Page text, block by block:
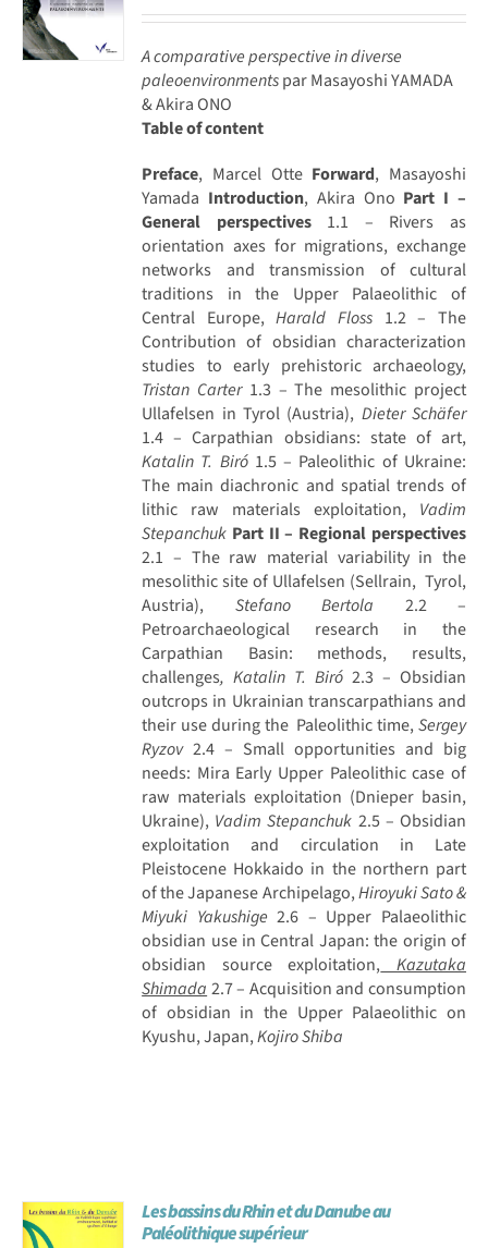
A comparative perspective in diverse
paleoenvironmentspar Masayoshi YAMADA
& Akira ONO
Table of content
Preface, Marcel Otte Forward, Masayoshi
Yamada Introduction, Akira Ono Part I –
General perspectives 1.1 – Rivers as
orientation axes for migrations, exchange
networks and transmission of cultural
traditions in the Upper Palaeolithic of
Central Europe,Harald Floss 1.2 – The
Contribution of obsidian characterization
studies to early prehistoric archaeology,
Tristan Carter1.3 – The mesolithic project
Ullafelsen in Tyrol (Austria), Dieter Schäfer
1.4 – Carpathian obsidians: state of art,
Katalin T. Biró1.5 – Paleolithic of Ukraine:
The main diachronic and spatial trends of
lithic raw materials exploitation, Vadim
Stepanchuk Part II – Regional perspectives
2.1 – The raw material variability in the
mesolithic site of Ullafelsen (Sellrain, Tyrol,
Austria), Stefano Bertola 2.2 –
Petroarchaeological research in the
Carpathian Basin: methods, results,
challenges, Katalin T. Biró 2.3 – Obsidian
outcrops in Ukrainian transcarpathians and
their use during the Paleolithic time,Sergey
Ryzov2.4 – Small opportunities and big
needs: Mira Early Upper Paleolithic case of
raw materials exploitation (Dnieper basin,
Ukraine), Vadim Stepanchuk 2.5 – Obsidian
exploitation and circulation in Late
Pleistocene Hokkaido in the northern part
of the Japanese Archipelago,Hiroyuki Sato &
Miyuki Yakushige 2.6 – Upper Palaeolithic
obsidian use in Central Japan: the origin of
obsidian source exploitation, Kazutaka
Shimada 2.7 – Acquisition and consumption
of obsidian in the Upper Palaeolithic on
Kyushu, Japan,Kojiro Shiba
Les bassins du Rhin et du Danube au
Paléolithique supérieur